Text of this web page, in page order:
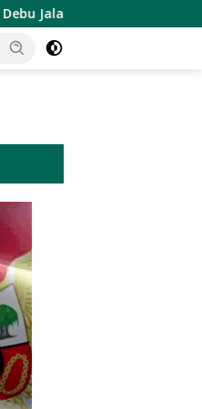
Sangatta.Rail Fauzan :